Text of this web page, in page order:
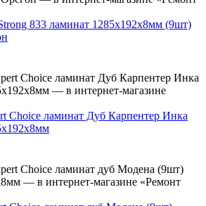
833 ламинат 1285х192х8мм (9шт)
ламинат Дуб Карпентер Инка